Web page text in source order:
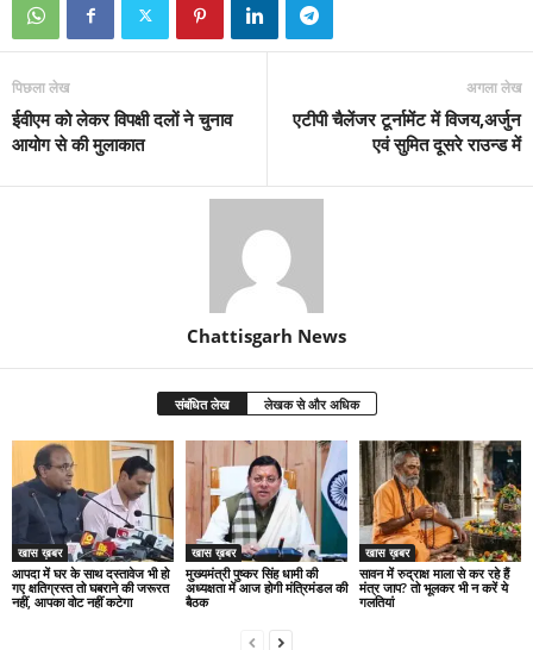
पिछला लेख
ईवीएम को लेकर विपक्षी दलों ने चुनाव
आयोग से की मुलाकात
अगला लेख
एटीपी चैलेंजर टूर्नामेंट में विजय,अर्जुन
एवं सुमित दूसरे राउन्ड में
Chattisgarh News
संबंधित लेख लेखक से और अधिक
खास ख़बर
आपदा में घर के साथ दस्तावेज भी हो
गए क्षतिग्रस्त तो घबराने की जरूरत
नहीं, आपका वोट नहीं कटेगा
खास ख़बर
मुख्यमंत्री पुष्कर सिंह धामी की
अध्यक्षता में आज होगी मंत्रिमंडल की
बैठक
खास ख़बर
सावन में रुद्राक्ष माला से कर रहे हैं
मंत्र जाप? तो भूलकर भी न करें ये
गलतियां